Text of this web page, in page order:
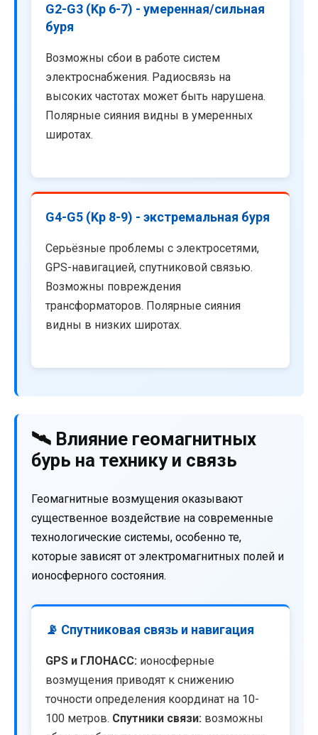
G2-G3 (Kp 6-7) - умеренная/сильная
буря
Возможны сбои в работе систем
электроснабжения. Радиосвязь на
высоких частотах может быть нарушена.
Полярные сияния видны в умеренных
широтах.
G4-G5 (Kp 8-9) - экстремальная буря
Серьёзные проблемы с электросетями,
GPS-навигацией, спутниковой связью.
Возможны повреждения
трансформаторов. Полярные сияния
видны в низких широтах.
🛰️ Влияние геомагнитных
бурь на технику и связь
Геомагнитные возмущения оказывают
существенное воздействие на современные
технологические системы, особенно те,
которые зависят от электромагнитных полей и
ионосферного состояния.
📡 Спутниковая связь и навигация
GPS и ГЛОНАСС: ионосферные
возмущения приводят к снижению
точности определения координат на 10-
100 метров. Спутники связи: возможны